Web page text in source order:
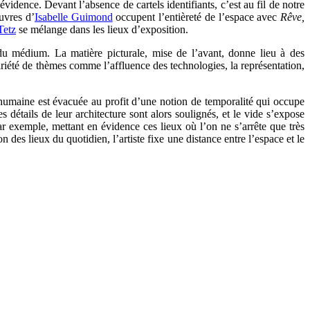
Devant l’absence de cartels identifiants, c’est au fil de notre
d’Isabelle Guimond occupent l’entièreté de l’espace avec Rêve,
se mélange dans les lieux d’exposition.
médium. La matière picturale, mise de l’avant, donne lieu à des
de thèmes comme l’affluence des technologies, la représentation,
est évacuée au profit d’une notion de temporalité qui occupe
de leur architecture sont alors soulignés, et le vide s’expose
mettant en évidence ces lieux où l’on ne s’arrête que très
lieux du quotidien, l’artiste fixe une distance entre l’espace et le